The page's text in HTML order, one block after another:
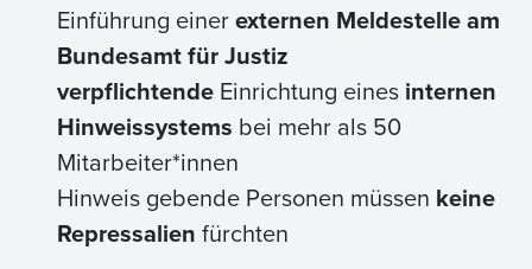
Einführung einerexternen Meldestelle am
Bundesamt für Justiz
verpflichtende Einrichtung eines internen
Hinweissystems bei mehr als 50
Mitarbeiter*innen
Hinweis gebende Personen müssen keine
Repressalien fürchten